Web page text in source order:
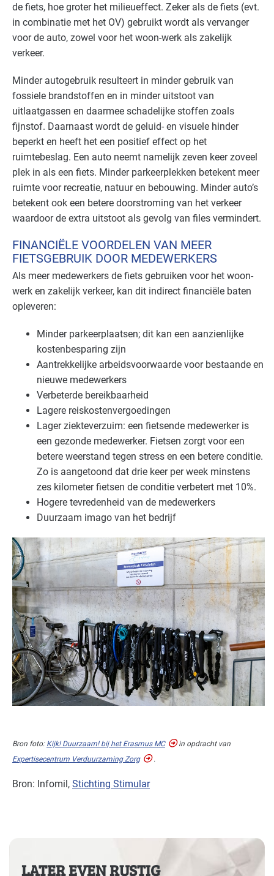
de fiets, hoe groter het milieueffect. Zeker als de fiets (evt.
in combinatie met het OV) gebruikt wordt als vervanger
voor de auto, zowel voor het woon-werk als zakelijk
verkeer.
Minder autogebruik resulteert in minder gebruik van
fossiele brandstoffen en in minder uitstoot van
uitlaatgassen en daarmee schadelijke stoffen zoals
fijnstof. Daarnaast wordt de geluid- en visuele hinder
beperkt en heeft het een positief effect op het
ruimtebeslag. Een auto neemt namelijk zeven keer zoveel
plek in als een fiets. Minder parkeerplekken betekent meer
ruimte voor recreatie, natuur en bebouwing. Minder auto’s
betekent ook een betere doorstroming van het verkeer
waardoor de extra uitstoot als gevolg van files vermindert.
FINANCIËLE VOORDELEN VAN MEER
FIETSGEBRUIK DOOR MEDEWERKERS
Als meer medewerkers de fiets gebruiken voor het woon-
werk en zakelijk verkeer, kan dit indirect financiële baten
opleveren:
Minder parkeerplaatsen; dit kan een aanzienlijke
kostenbesparing zijn
Aantrekkelijke arbeidsvoorwaarde voor bestaande en
nieuwe medewerkers
Verbeterde bereikbaarheid
Lagere reiskostenvergoedingen
Lager ziekteverzuim: een fietsende medewerker is
een gezonde medewerker. Fietsen zorgt voor een
betere weerstand tegen stress en een betere conditie.
Zo is aangetoond dat drie keer per week minstens
zes kilometer fietsen de conditie verbetert met 10%.
Hogere tevredenheid van de medewerkers
Duurzaam imago van het bedrijf
Bron foto: Kijk! Duurzaam! bij het Erasmus MC
in opdracht van
Expertisecentrum Verduurzaming Zorg
.
Bron: Infomil, Stichting Stimular
LATER EVEN RUSTIG